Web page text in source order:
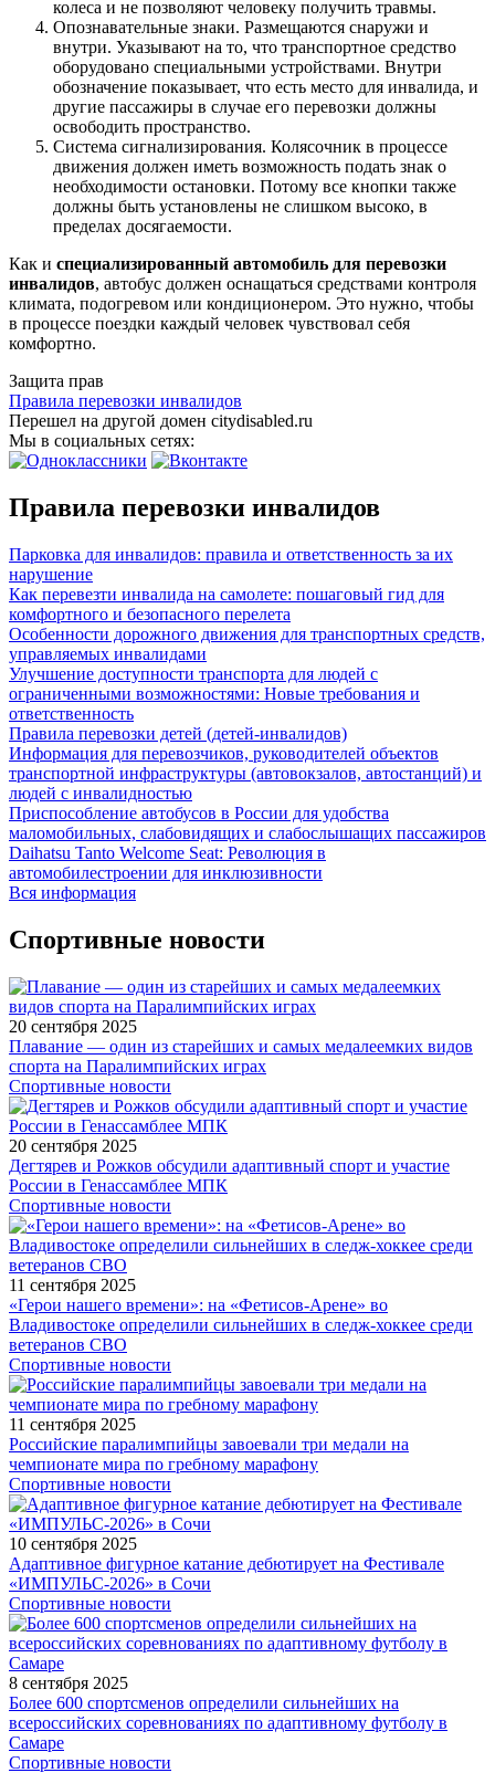
колеса и не позволяют человеку получить травмы.
Опознавательные знаки. Размещаются снаружи и
внутри. Указывают на то, что транспортное средство
оборудовано специальными устройствами. Внутри
обозначение показывает, что есть место для инвалида, и
другие пассажиры в случае его перевозки должны
освободить пространство.
Система сигнализирования. Колясочник в процессе
движения должен иметь возможность подать знак о
необходимости остановки. Потому все кнопки также
должны быть установлены не слишком высоко, в
пределах досягаемости.
Как и специализированный автомобиль для перевозки
инвалидов, автобус должен оснащаться средствами контроля
климата, подогревом или кондиционером. Это нужно, чтобы
в процессе поездки каждый человек чувствовал себя
комфортно.
Защита прав
Правила перевозки инвалидов
Перешел на другой домен citydisabled.ru
Мы в социальных сетях:
Правила перевозки инвалидов
Парковка для инвалидов: правила и ответственность за их
нарушение
Как перевезти инвалида на самолете: пошаговый гид для
комфортного и безопасного перелета
Особенности дорожного движения для транспортных средств,
управляемых инвалидами
Улучшение доступности транспорта для людей с
ограниченными возможностями: Новые требования и
ответственность
Правила перевозки детей (детей-инвалидов)
Информация для перевозчиков, руководителей объектов
транспортной инфраструктуры (автовокзалов, автостанций) и
людей с инвалидностью
Приспособление автобусов в России для удобства
маломобильных, слабовидящих и слабослышащих пассажиров
Daihatsu Tanto Welcome Seat: Революция в
автомобилестроении для инклюзивности
Вся информация
Спортивные новости
20 сентября 2025
Плавание — один из старейших и самых медалеемких видов
спорта на Паралимпийских играх
Спортивные новости
20 сентября 2025
Дегтярев и Рожков обсудили адаптивный спорт и участие
России в Генассамблее МПК
Спортивные новости
11 сентября 2025
«Герои нашего времени»: на «Фетисов-Арене» во
Владивостоке определили сильнейших в следж-хоккее среди
ветеранов СВО
Спортивные новости
11 сентября 2025
Российские паралимпийцы завоевали три медали на
чемпионате мира по гребному марафону
Спортивные новости
10 сентября 2025
Адаптивное фигурное катание дебютирует на Фестивале
«ИМПУЛЬС-2026» в Сочи
Спортивные новости
8 сентября 2025
Более 600 спортсменов определили сильнейших на
всероссийских соревнованиях по адаптивному футболу в
Самаре
Спортивные новости